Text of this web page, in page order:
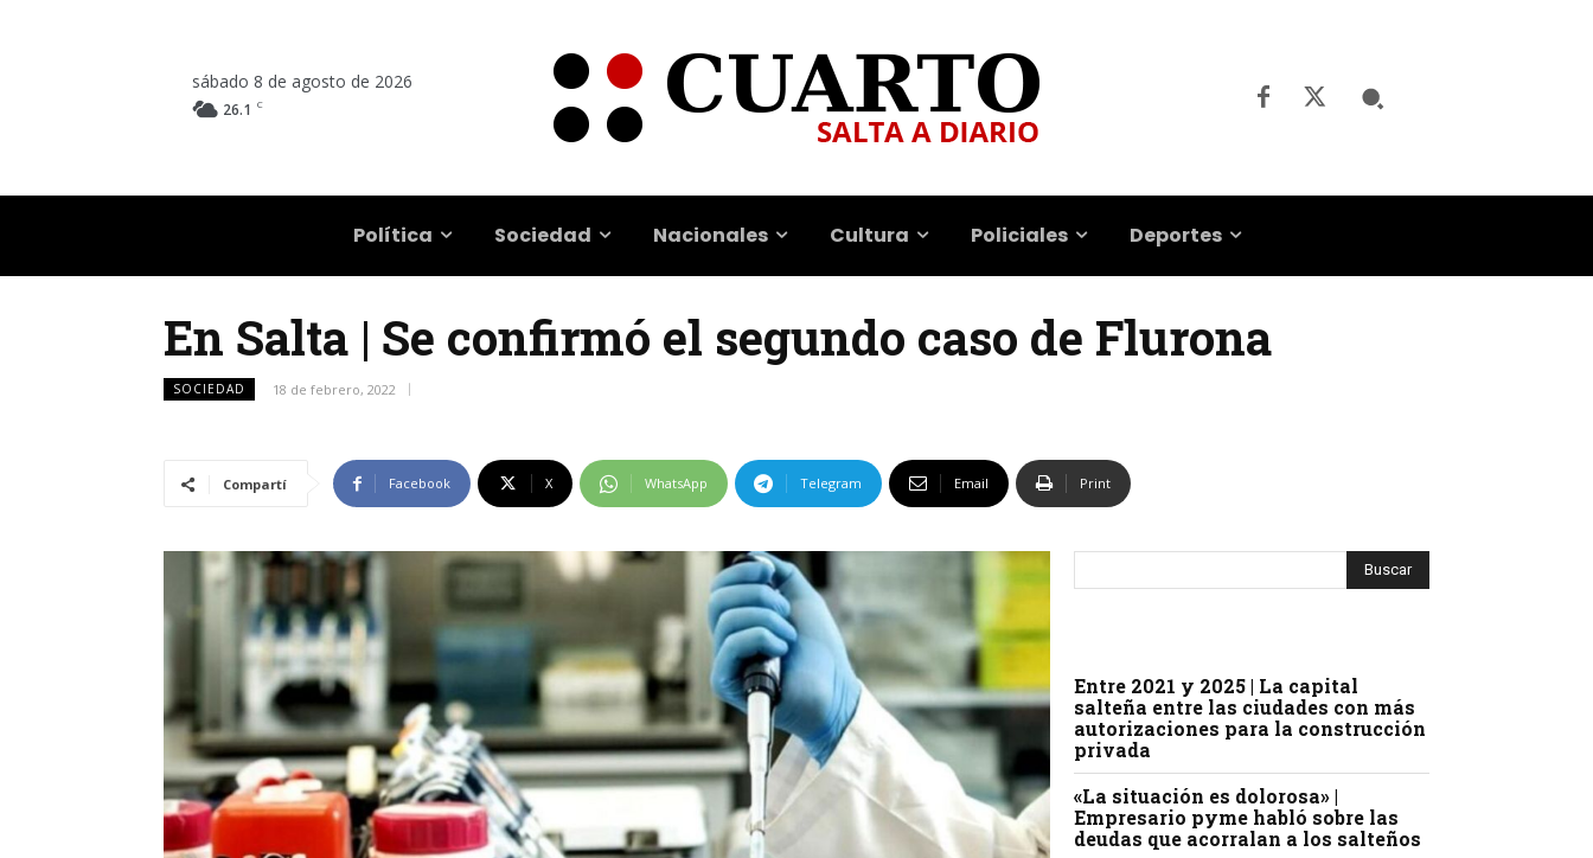
sábado 8 de agosto de 2026
26.1 C
Política Sociedad Nacionales Cultura Policiales Deportes
En Salta | Se confirmó el segundo caso de Flurona
SOCIEDAD 18 de febrero, 2022
Compartí Facebook X WhatsApp Telegram Email Print
Entre 2021 y 2025 | La capital
salteña entre las ciudades con más
autorizaciones para la construcción
privada
«La situación es dolorosa» |
Empresario pyme habló sobre las
deudas que acorralan a los salteños